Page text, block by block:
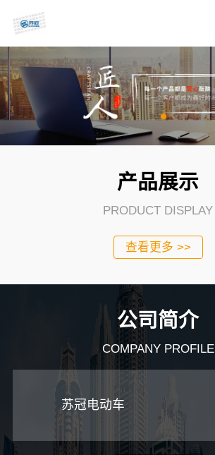
产品展示
PRODUCT DISPLAY
查看更多 >>
公司简介
COMPANY PROFILE
苏冠电动车